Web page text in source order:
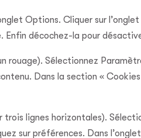
Options. Cliquer sur
Enfin décochez-la pour
rouage). Sélectionnez
Dans la section «
lignes horizontales).
sur préférences. Dans l’onglet